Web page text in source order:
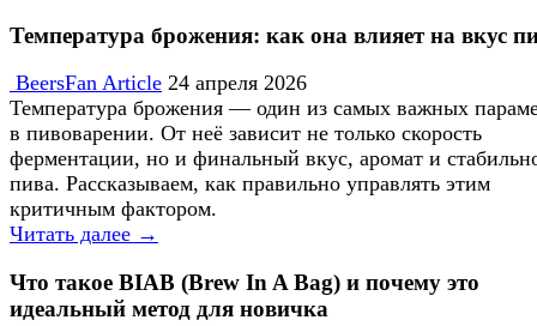
Температура брожения: как она влияет на вкус
BeersFan Article 24 апреля 2026
Температура брожения — один из самых важных
в пивоварении. От неё зависит не только скорость
ферментации, но и финальный вкус, аромат и
пива. Рассказываем, как правильно управлять этим
критичным фактором.
Читать далее →
Что такое BIAB (Brew In A Bag) и почему это
идеальный метод для новичка